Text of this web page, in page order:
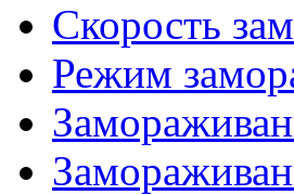
Скорость
Режим